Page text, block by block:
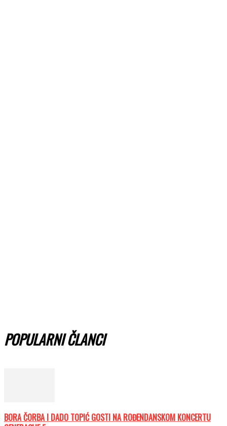
POPULARNI ČLANCI
BORA ČORBA I DADO TOPIĆ GOSTI NA ROĐENDANSKOM KONCERTU